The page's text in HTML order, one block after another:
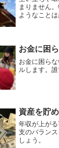
まりません
ようなこと
しょう。
お金に困
お金に困ら
ルします。
資産を貯
年収が上が
支のバラン
しょう。